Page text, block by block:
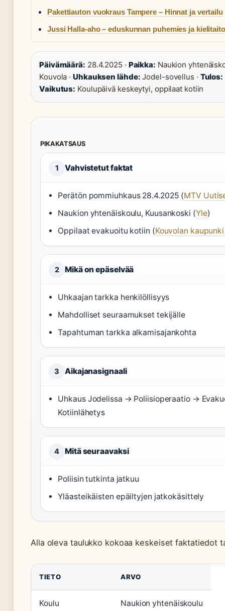
Pakettiauton vuokraus Tampere – Hinnat ja vertailu
Jussi Halla-aho – eduskunnan puhemies ja kielitaito
Päivämäärä: 28.4.2025 · Paikka: Naukion
Kouvola ·Uhkauksen lähde: Jodel-sovellus · Tulos:
Vaikutus: Koulupäivä keskeytyi, oppilaat kotiin
PIKAKATSAUS
1 Vahvistetut faktat
Perätön pommiuhkaus 28.4.2025 (MTV
Naukion yhtenäiskoulu, Kuusankoski (Yle)
Oppilaat evakuoitu kotiin (Kouvolan kaupunki
2 Mikä on epäselvää
Uhkaajan tarkka henkilöllisyys
Mahdolliset seuraamukset tekijälle
Tapahtuman tarkka alkamisajankohta
3 Aikajanasignaali
Uhkaus Jodelissa → Poliisioperaatio →
Kotiinlähetys
4 Mitä seuraavaksi
Poliisin tutkinta jatkuu
Yläasteikäisten epäiltyjen jatkokäsittely
Alla oleva taulukko kokoaa keskeiset faktatiedot
TIETO ARVO
Koulu Naukion yhtenäiskoulu